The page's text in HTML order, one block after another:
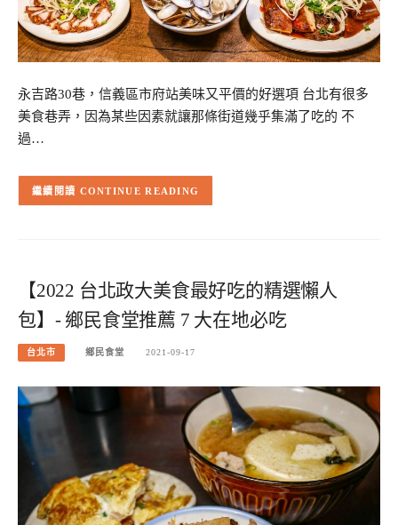
永吉路30巷，信義區市府站美味又平價的好選項 台北有很多
美食巷弄，因為某些因素就讓那條街道幾乎集滿了吃的 不
過…
CONTINUE READING
【2022 台北政大美食最好吃的精選懶人
包】- 鄉民食堂推薦 7 大在地必吃
台北市 鄉民食堂 2021-09-17